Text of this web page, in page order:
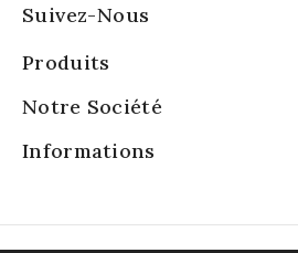
Suivez-Nous
Produits
Notre Société
Informations